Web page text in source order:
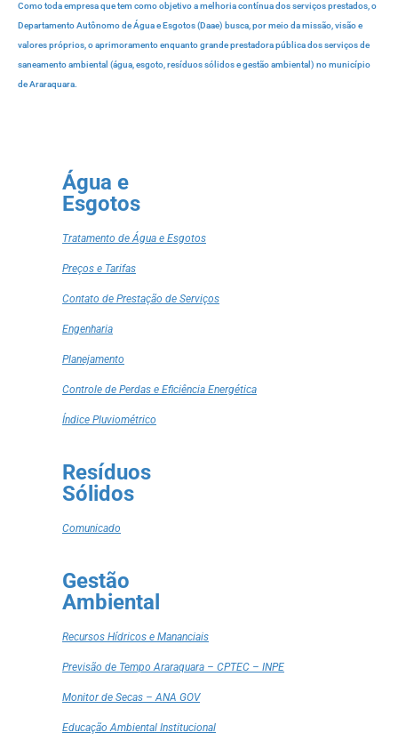
Como toda empresa que tem como objetivo a melhoria contínua dos serviços prestados, o
Departamento Autônomo de Água e Esgotos (Daae) busca, por meio da missão, visão e
valores próprios, o aprimoramento enquanto grande prestadora pública dos serviços de
saneamento ambiental (água, esgoto, resíduos sólidos e gestão ambiental) no município
de Araraquara.
Água e
Esgotos
Tratamento de Água e Esgotos
Preços e Tarifas
Contato de Prestação de Serviços
Engenharia
Planejamento
Controle de Perdas e Eficiência Energética
Índice Pluviométrico
Resíduos
Sólidos
Comunicado
Gestão
Ambiental
Recursos Hídricos e Mananciais
Previsão de Tempo Araraquara – CPTEC – INPE
Monitor de Secas – ANA GOV
Educação Ambiental Institucional